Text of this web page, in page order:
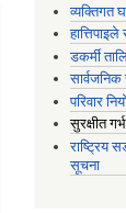
व्यक्तिगत
डकर्मी
परिवार
सुरक्षीत
राष्ट्रिय
सूचना